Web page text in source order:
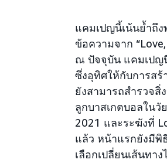
แคมเปญนี้เน้นย้ำถึง
ข้อความจาก
ณ ปัจจุบัน แคมเปญ
ซึ่งอุทิศให้กับการสร้
ยังสามารถสำรวจ
ลูกบาสเกตบอลในวั
2021 และระฆังที่
แล้ว หน้าแรกยังมีพิ
เลือกเปลี่ยนเส้นทา